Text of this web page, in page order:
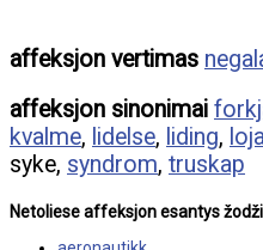
affeksjon vertimas
affeksjon sinonimai
kvalme, lidelse, liding,
syke, syndrom, truskap
Netoliese affeksjon esantys